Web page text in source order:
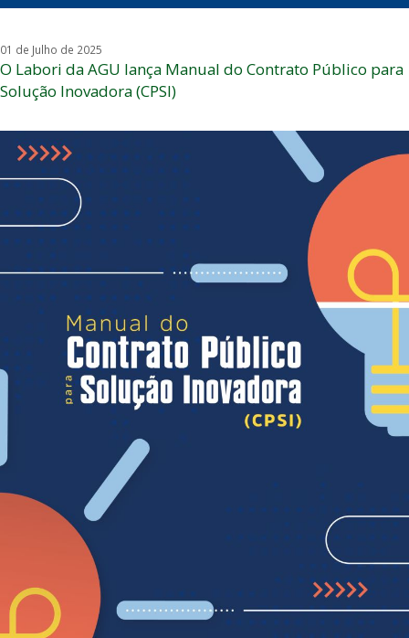
01 de Julho de 2025
O Labori da AGU lança Manual do Contrato Público para
Solução Inovadora (CPSI)